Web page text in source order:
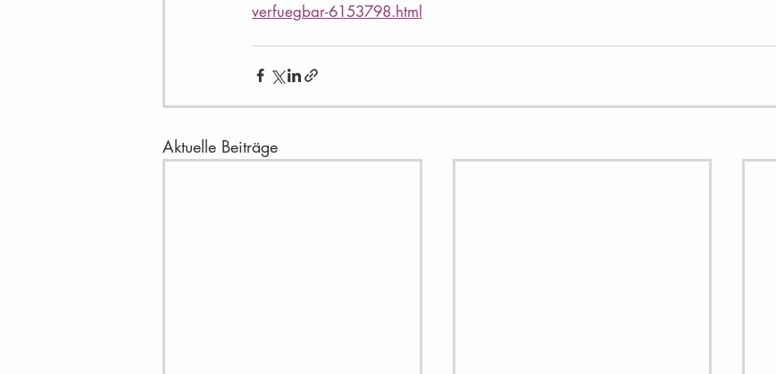
verfuegbar-6153798.html
Aktuelle Beiträge